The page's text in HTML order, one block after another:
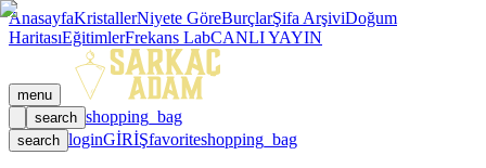
AnasayfaKristallerNiyete GöreBurçlarŞifa ArşiviDoğum
HaritasıEğitimlerFrekans LabCANLI YAYIN
menu
search shopping_bag
search loginGİRİŞfavoriteshopping_bag